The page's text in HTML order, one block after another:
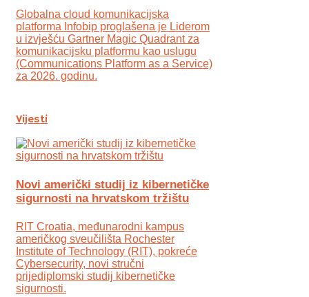
Globalna cloud komunikacijska
platforma Infobip proglašena je Liderom
u izvješću Gartner Magic Quadrant za
komunikacijsku platformu kao uslugu
(Communications Platform as a Service)
za 2026. godinu.
Vijesti
Novi američki studij iz kibernetičke
sigurnosti na hrvatskom tržištu
RIT Croatia, međunarodni kampus
američkog sveučilišta Rochester
Institute of Technology (RIT), pokreće
Cybersecurity, novi stručni
prijediplomski studij kibernetičke
sigurnosti.